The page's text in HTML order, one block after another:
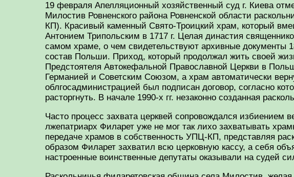
19 февраля Апелляционный хозяйственный суд г. Киева
Милостив Ровненского района Ровненской области
КП). Красивый каменный Свято-Троицкий храм, который
Антонием Трипольским в 1717 г. Целая династия
самом храме, о чем свидетельствуют архивные документы
состав Польши. Приход, который продолжал жить своей
Предстоятеля Автокефальной Православной Церкви в
Германией и Советским Союзом, а храм автоматически
облгосадминистрацией был подписан договор, согласно
расторгнуть. В начале 1990-х гг. незаконно созданная
Часто процесс захвата церквей сопровождался избиением
лжепатриарх Филарет уже не мог так лихо захватывать
передаче храмов в собственность УПЦ-КП, представляя
образом Филарет захватил всю церковную кассу, а себя
настроенные воинственные депутаты оказывали на судей